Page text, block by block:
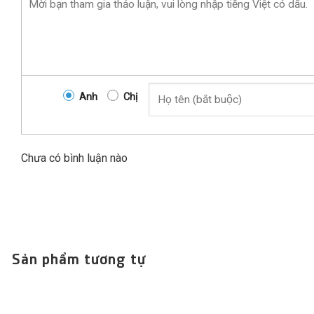
Anh Chị
Chưa có bình luận nào
Sản phẩm tương tự